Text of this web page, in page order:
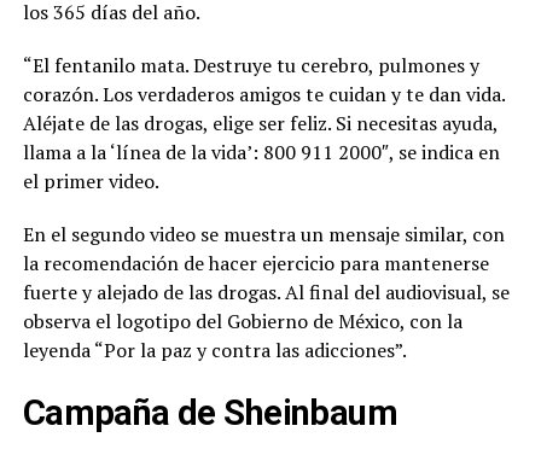
los 365 días del año.
“El fentanilo mata. Destruye tu cerebro, pulmones y
corazón. Los verdaderos amigos te cuidan y te dan vida.
Aléjate de las drogas, elige ser feliz. Si necesitas ayuda,
llama a la ‘línea de la vida’: 800 911 2000″, se indica en
el primer video.
En el segundo video se muestra un mensaje similar, con
la recomendación de hacer ejercicio para mantenerse
fuerte y alejado de las drogas. Al final del audiovisual, se
observa el logotipo del Gobierno de México, con la
leyenda “Por la paz y contra las adicciones”.
Campaña de Sheinbaum